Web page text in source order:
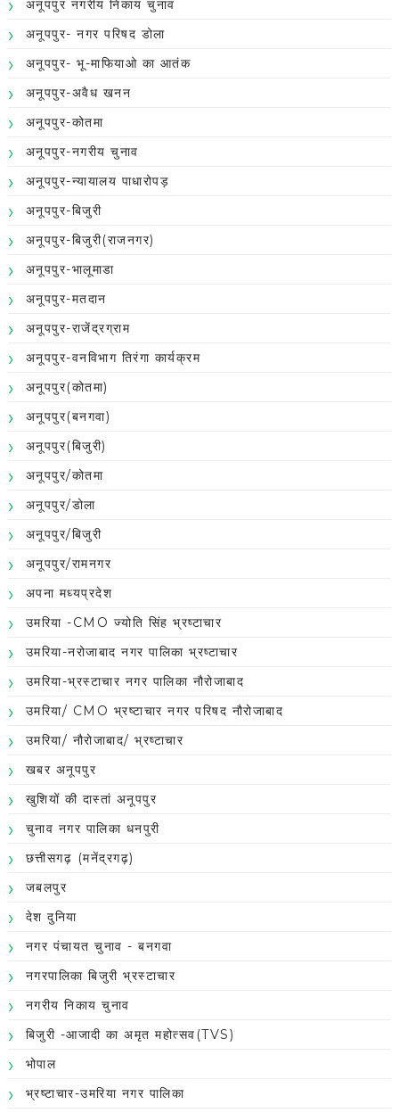
अनूपपुर नगरीय निकाय चुनाव
अनूपपुर- नगर परिषद डोला
अनूपपुर- भू-माफियाओ का आतंक
अनूपपुर-अवैध खनन
अनूपपुर-कोतमा
अनूपपुर-नगरीय चुनाव
अनूपपुर-न्यायालय पाधारोपड़
अनूपपुर-बिजुरी
अनूपपुर-बिजुरी(राजनगर)
अनूपपुर-भालूमाडा
अनूपपुर-मतदान
अनूपपुर-राजेंद्रग्राम
अनूपपुर-वनविभाग तिरंगा कार्यक्रम
अनूपपुर(कोतमा)
अनूपपुर(बनगवा)
अनूपपुर(बिजुरी)
अनूपपुर/कोतमा
अनूपपुर/डोला
अनूपपुर/बिजुरी
अनूपपुर/रामनगर
अपना मध्यप्रदेश
उमरिया -CMO ज्योति सिंह भ्रष्टाचार
उमरिया-नरोजाबाद नगर पालिका भ्रष्टाचार
उमरिया-भ्रस्टाचार नगर पालिका नौरोजाबाद
उमरिया/ CMO भ्रष्टाचार नगर परिषद नौरोजाबाद
उमरिया/ नौरोजाबाद/ भ्रष्टाचार
खबर अनूपपुर
खुशियों की दास्तां अनूपपुर
चुनाव नगर पालिका धनपुरी
छत्तीसगढ़ (मनेंद्रगढ़)
जबलपुर
देश दुनिया
नगर पंचायत चुनाव - बनगवा
नगरपालिका बिजुरी भ्रस्टाचार
नगरीय निकाय चुनाव
बिजुरी -आजादी का अमृत महोत्सव(TVS)
भोपाल
भ्रष्टाचार-उमरिया नगर पालिका